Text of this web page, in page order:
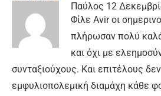
Παύλος 12
Φίλε Avir οι
πλήρωσαν πολύ
και όχι με
συνταξιούχους. Και επιτέλους
εμφυλιοπολεμική διαμάχη κάθε